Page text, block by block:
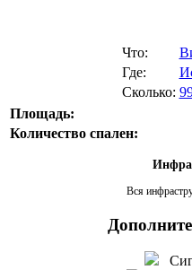
Что:
Где:
Сколько:
Площадь:
Количество спален:
Вся